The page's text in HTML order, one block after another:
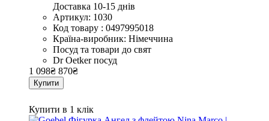
Доставка 10-15 днів
Артикул: 1030
Код товару : 0497995018
Країна-виробник: Німеччина
Посуд та товари до свят
Dr Oetker посуд
1 098₴ 870₴
Купити
Купити в 1 клік